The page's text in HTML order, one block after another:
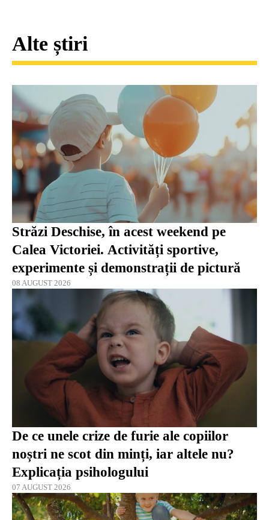
Alte știri
Străzi Deschise, în acest weekend pe
Calea Victoriei. Activități sportive,
experimente și demonstrații de pictură
08 AUGUST 2026
De ce unele crize de furie ale copiilor
noștri ne scot din minți, iar altele nu?
Explicația psihologului
07 AUGUST 2026